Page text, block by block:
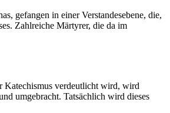
gefangen in einer Verstandesebene, die,
Zahlreiche Märtyrer, die da im
Katechismus verdeutlicht wird, wird
umgebracht. Tatsächlich wird dieses